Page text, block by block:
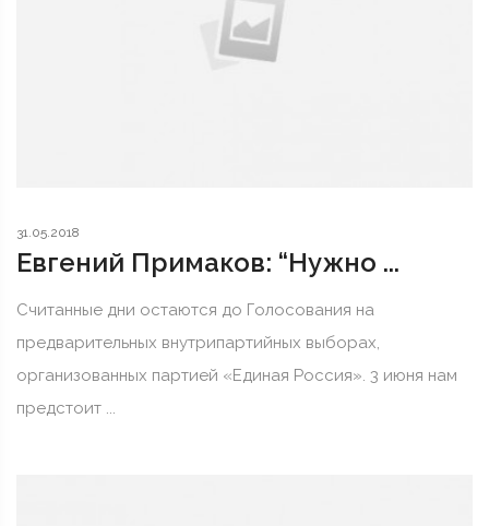
31.05.2018
Евгений Примаков: “Нужно ...
Считанные дни остаются до Голосования на
предварительных внутрипартийных выборах,
организованных партией «Единая Россия». 3 июня нам
предстоит ...